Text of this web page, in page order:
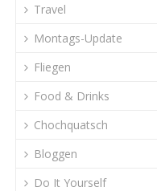
Travel
Montags-Update
Fliegen
Food & Drinks
Chochquatsch
Bloggen
Do It Yourself